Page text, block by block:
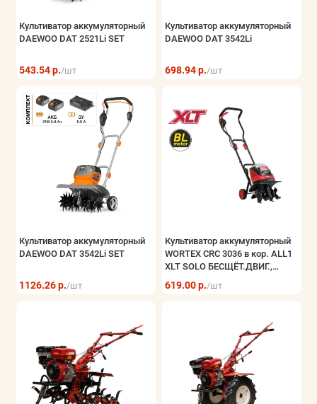
Культиватор аккумуляторный
DAEWOO DAT 2521Li SET
543.54 р./шт
Культиватор аккумуляторный
DAEWOO DAT 3542Li
698.94 р./шт
Культиватор аккумуляторный
DAEWOO DAT 3542Li SET
1126.26 р./шт
Культиватор аккумуляторный
WORTEX CRC 3036 в кор. ALL1
XLT SOLO БЕСЩЁТ.ДВИГ.,
18В+18В, шир. 30 см
619.00 р./шт